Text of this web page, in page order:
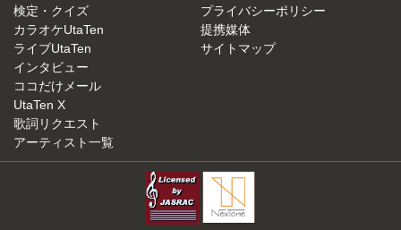
検定・クイズ
カラオケUtaTen
ライブUtaTen
インタビュー
ココだけメール
UtaTen X
歌詞リクエスト
アーティスト一覧
プライバシーポリシー
提携媒体
サイトマップ